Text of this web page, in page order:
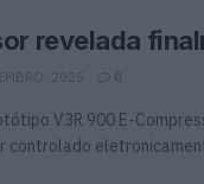
revelada
2025 0
V3R 900 E-
controlado